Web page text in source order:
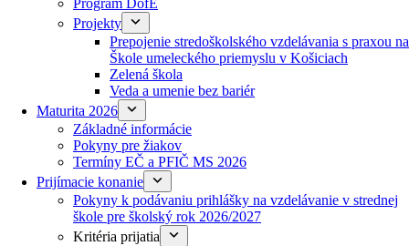
Program DofE
Projekty
Prepojenie stredoškolského vzdelávania s praxou na
Škole umeleckého priemyslu v Košiciach
Zelená škola
Veda a umenie bez bariér
Maturita 2026
Základné informácie
Pokyny pre žiakov
Termíny EČ a PFIČ MS 2026
Prijímacie konanie
Pokyny k podávaniu prihlášky na vzdelávanie v strednej
škole pre školský rok 2026/2027
Kritéria prijatia